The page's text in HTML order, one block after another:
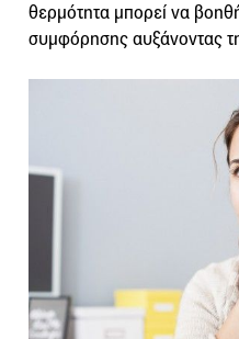
θερμότητα μπορεί να
συμφόρησης αυξάνοντας